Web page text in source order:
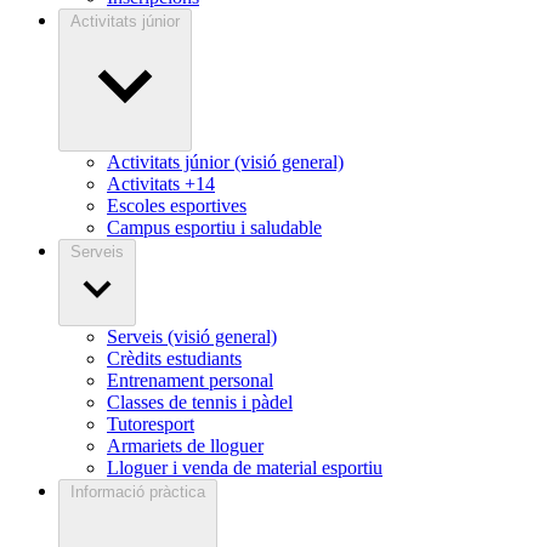
Activitats júnior
Activitats júnior (visió general)
Activitats +14
Escoles esportives
Campus esportiu i saludable
Serveis
Serveis (visió general)
Crèdits estudiants
Entrenament personal
Classes de tennis i pàdel
Tutoresport
Armariets de lloguer
Lloguer i venda de material esportiu
Informació pràctica